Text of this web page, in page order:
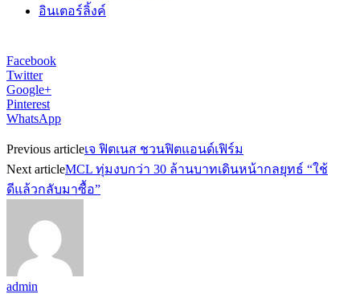
อินเตอร์ลิ้งค์
Facebook
Twitter
Google+
Pinterest
WhatsApp
Previous articleเจ ฟิตเนส ชวนฟิตแอนด์เฟิร์ม
Next articleMCL ทุ่มงบกว่า 30 ล้านบาทเดินหน้ากลยุทธ์ “ใช้
ดีแล้วกลับมาซื้อ”
admin